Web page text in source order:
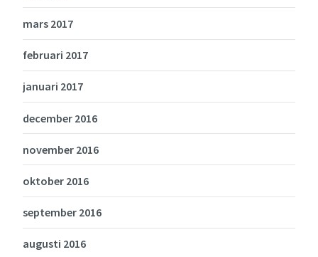
mars 2017
februari 2017
januari 2017
december 2016
november 2016
oktober 2016
september 2016
augusti 2016